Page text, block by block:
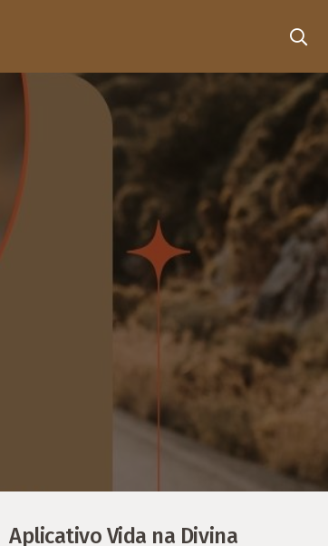
Aplicativo Vida na Divina